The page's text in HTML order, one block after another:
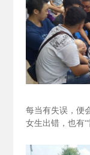
每当有失误，便
女生出错，也有“